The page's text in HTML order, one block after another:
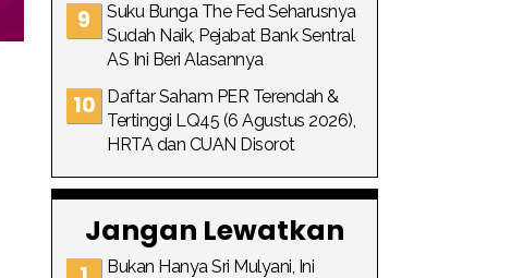
Suku Bunga The Fed Seharusnya
Sudah Naik, Pejabat Bank Sentral
AS Ini Beri Alasannya
Daftar Saham PER Terendah &
Tertinggi LQ45 (6 Agustus 2026),
HRTA dan CUAN Disorot
Jangan Lewatkan
Bukan Hanya Sri Mulyani, Ini